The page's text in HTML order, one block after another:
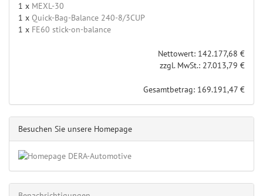
1 x MEXL-30
1 x Quick-Bag-Balance 240-8/3CUP
1 x FE60 stick-on-balance
Nettowert: 142.177,68 €
zzgl. MwSt.: 27.013,79 €
Gesamtbetrag: 169.191,47 €
Besuchen Sie unsere Homepage